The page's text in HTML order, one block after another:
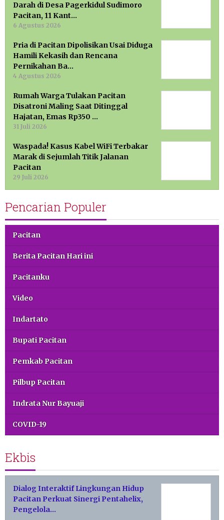
Darah di Desa Pagerkidul Sudimoro
Pacitan, 11 Kant…
6 Agustus 2026
Pria di Pacitan Dipolisikan Usai Diduga
Hamili Kekasih dan Rencana
Pernikahan Ba…
4 Agustus 2026
Rumah Warga Tulakan Pacitan
Disatroni Maling Saat Ditinggal
Hajatan, Emas Rp350 …
31 Juli 2026
Waspada! Kasus Kabel WiFi Terbakar
Marak di Sejumlah Titik Jalanan
Pacitan
29 Juli 2026
Pencarian Populer
Pacitan
Berita Pacitan Hari ini
Pacitanku
Video
Indartato
Bupati Pacitan
Pemkab Pacitan
Pilbup Pacitan
Indrata Nur Bayuaji
COVID-19
Ekbis
Dialog Interaktif Lingkungan Hidup
Pacitan Perkuat Sinergi Pentahelix,
Pengelola…